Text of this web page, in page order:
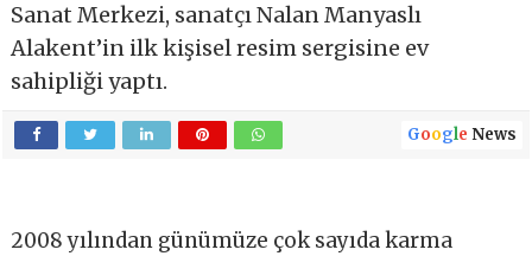
Sanat Merkezi, sanatçı Nalan Manyaslı
Alakent’in ilk kişisel resim sergisine ev
sahipliği yaptı.
Google News
2008 yılından günümüze çok sayıda karma